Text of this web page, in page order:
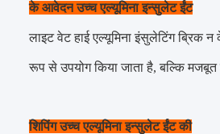
के आवेदनउच्च एल्यूमिना इन्सुलेट ईंट
लाइट वेट हाई एल्यूमिना इंसुलेटिंग ब्रिक
रूप से उपयोग किया जाता है, बल्कि मजबूत
शिपिंगउच्च एल्यूमिना इन्सुलेट ईंट की